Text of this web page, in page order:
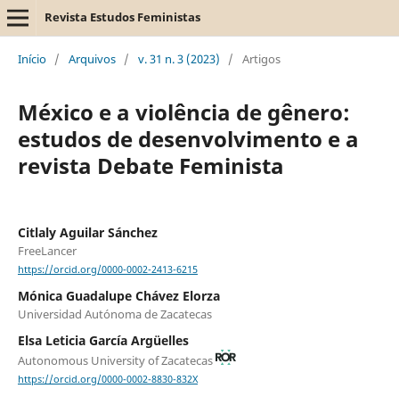
Revista Estudos Feministas
Início / Arquivos / v. 31 n. 3 (2023) / Artigos
México e a violência de gênero:
estudos de desenvolvimento e a
revista Debate Feminista
Citlaly Aguilar Sánchez
FreeLancer
https://orcid.org/0000-0002-2413-6215
Mónica Guadalupe Chávez Elorza
Universidad Autónoma de Zacatecas
Elsa Leticia García Argüelles
Autonomous University of Zacatecas
https://orcid.org/0000-0002-8830-832X